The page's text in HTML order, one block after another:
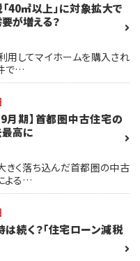
40㎡以上」に対象拡大で
が増える？
用してマイホームを購入され
で…
月期】首都圏中古住宅の
高に
きく落ち込んだ首都圏の中古
よる…
続く？「住宅ローン減税